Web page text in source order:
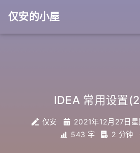
仅安的小屋
IDEA 常用设置
仅安
2021年12月27日
543 字
2 分钟